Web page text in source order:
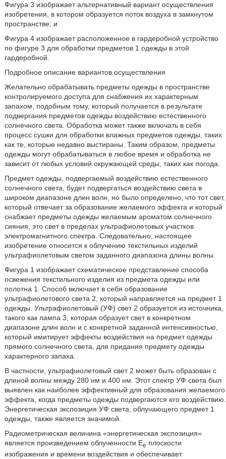
Фигура 3 изображает альтернативный вариант осуществления
изобретения, в котором образуется поток воздуха в замкнутом
пространстве; и
Фигура 4 изображает расположенное в гардеробной устройство
по фигуре 3 для обработки предметов 1 одежды в этой
гардеробной.
Подробное описание вариантов осуществления
Желательно обрабатывать предметы одежды в пространстве
контролируемого доступа для снабжения их характерным
запахом, подобным тому, который получается в результате
подвергания предметов одежды воздействию естественного
солнечного света. Обработка может также включать в себя
процесс сушки для обработки влажных предметов одежды, таких
как те, которые недавно выстираны. Таким образом, предметы
одежды могут обрабатываться в любое время и обработка не
зависит от любых условий окружающей среды, таких как погода.
Предмет одежды, подвергаемый воздействию естественного
солнечного света, будет подвергаться воздействию света в
широком диапазоне длин волн, но было определено, что тот свет,
который отвечает за образование желаемого эффекта и который
снабжает предметы одежды желаемым ароматом солнечного
сияния, это свет в пределах ультрафиолетовых участков
электромагнитного спектра. Следовательно, настоящее
изобретение относится к облучению текстильных изделий
ультрафиолетовым светом заданного диапазона длины волны.
Фигура 1 изображает схематическое представление способа
освежения текстильного изделия из предмета одежды или
полотна 1. Способ включает в себя образование
ультрафиолетового света 2, который направляется на предмет 1
одежды. Ультрафиолетовый (УФ) свет 2 образуется из источника,
такого как лампа 3, которая образует свет в конкретном
диапазоне длин волн и с конкретной заданной интенсивностью,
который имитирует эффекты воздействия на предмет одежды
прямого солнечного света, для придания предмету одежды
характерного запаха.
В частности, ультрафиолетовый свет 2 может быть образован с
длиной волны между 280 нм и 400 нм. Этот спектр УФ света был
выявлен как наиболее эффективный для образования желаемого
эффекта, когда предметы одежды подвергаются его воздействию.
Энергетическая экспозиция УФ света, облучающего предмет 1
одежды, также является значимой.
Радиометрическая величина «энергетическая экспозиция»
является произведением облученности Ee плоскости
изображения и времени воздействия и обеспечивает